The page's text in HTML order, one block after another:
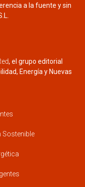
a la fuente y sin
, el grupo editorial
Energía y Nuevas
Sostenible